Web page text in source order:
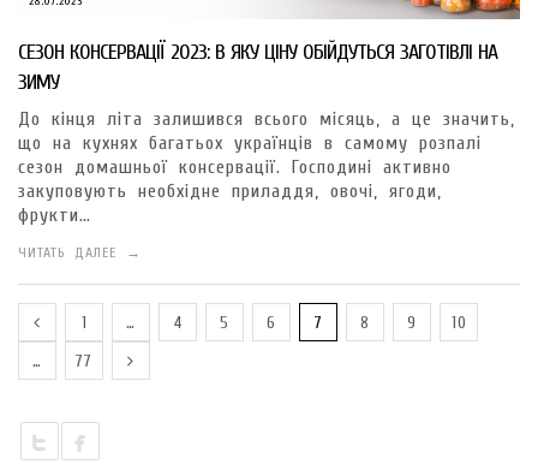
СЕЗОН КОНСЕРВАЦІЇ 2023: В ЯКУ ЦІНУ ОБІЙДУТЬСЯ ЗАГОТІВЛІ НА
ЗИМУ
До кінця літа залишився всього місяць, а це значить,
що на кухнях багатьох українців в самому розпалі
сезон домашньої консервації. Господині активно
закуповують необхідне приладдя, овочі, ягоди,
фрукти…
ЧИТАТЬ ДАЛЕЕ →
1 … 4 5 6 7 8 9
10
…
77